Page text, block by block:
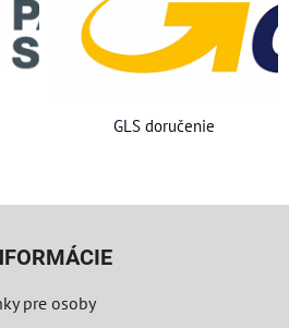
GLS doručenie
pre osoby